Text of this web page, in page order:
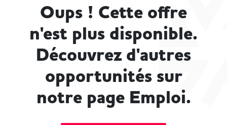
Oups ! Cette offre
n'est plus disponible.
Découvrez d'autres
opportunités sur
notre page Emploi.